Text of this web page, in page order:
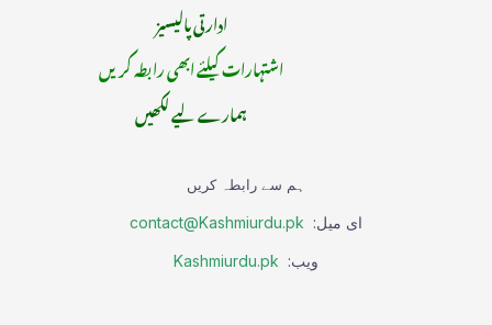
ادارتی پالیسیز
اشتہارات کیلئے ابھی رابطہ کریں
ہمارے لیے لکھیں
ہم سے رابطہ کریں
ای میل: contact@Kashmiurdu.pk
ویب: Kashmiurdu.pk